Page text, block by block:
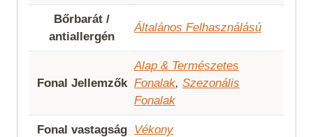
Bőrbarát /
antiallergén
Általános Felhasználású
Fonal Jellemzők
Alap & Természetes
Fonalak, Szezonális
Fonalak
Fonal vastagság Vékony